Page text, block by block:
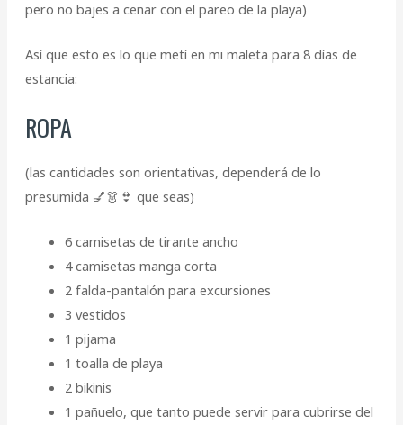
pero no bajes a cenar con el pareo de la playa)
Así que esto es lo que metí en mi maleta para 8 días de
estancia:
ROPA
(las cantidades son orientativas, dependerá de lo
presumida 💅👗👙 que seas)
6 camisetas de tirante ancho
4 camisetas manga corta
2 falda-pantalón para excursiones
3 vestidos
1 pijama
1 toalla de playa
2 bikinis
1 pañuelo, que tanto puede servir para cubrirse del